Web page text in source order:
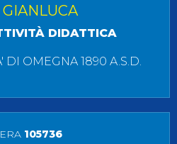
DIDATTICA
DI OMEGNA 1890 A.S.D.
105736